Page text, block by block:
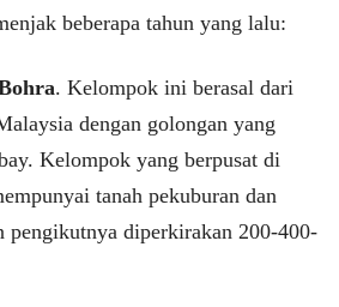
beberapa tahun yang lalu:
. Kelompok ini berasal dari
dengan golongan yang
Kelompok yang berpusat di
tanah pekuburan dan
pengikutnya diperkirakan 200-400-